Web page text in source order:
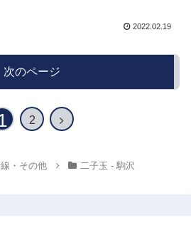
2022.02.19
次のページ
2
・その他 二子玉 - 駒沢